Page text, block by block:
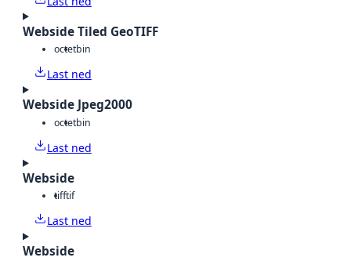
Webside Tiled GeoTIFF
octetbin
Last ned
Webside Jpeg2000
octetbin
Last ned
Webside
tifftif
Last ned
Webside